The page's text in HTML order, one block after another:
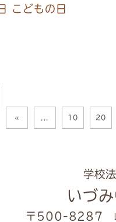
こどもの日
« 10 20
学校
いづ
〒500-8287